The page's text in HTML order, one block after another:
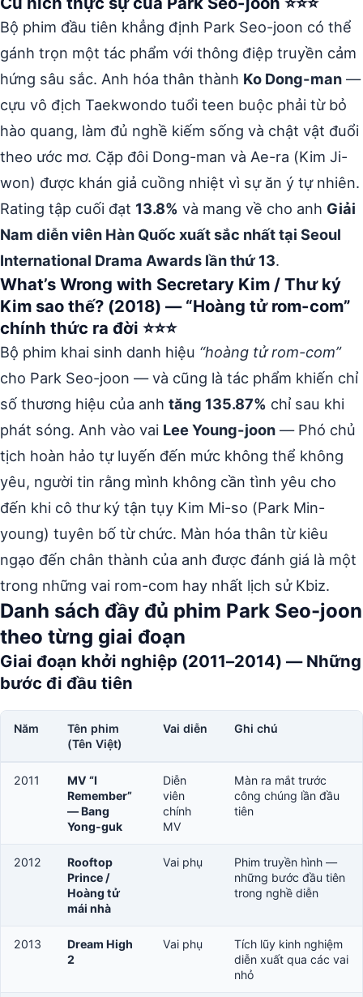
Bộ phim đầu tiên khẳng định Park Seo-joon có thể
gánh trọn một tác phẩm với thông điệp truyền cảm
hứng sâu sắc. Anh hóa thân thành Ko Dong-man —
cựu vô địch Taekwondo tuổi teen buộc phải từ bỏ
hào quang, làm đủ nghề kiếm sống và chật vật đuổi
theo ước mơ. Cặp đôi Dong-man và Ae-ra (Kim Ji-
won) được khán giả cuồng nhiệt vì sự ăn ý tự nhiên.
Rating tập cuối đạt 13.8% và mang về cho anh Giải
Nam diễn viên Hàn Quốc xuất sắc nhất tại Seoul
International Drama Awards lần thứ 13.
What’s Wrong with Secretary Kim / Thư ký
Kim sao thế? (2018) — “Hoàng tử rom-com”
chính thức ra đời ⭐⭐⭐
Bộ phim khai sinh danh hiệu “hoàng tử rom-com”
cho Park Seo-joon — và cũng là tác phẩm khiến chỉ
số thương hiệu của anh tăng 135.87% chỉ sau khi
phát sóng. Anh vào vai Lee Young-joon — Phó chủ
tịch hoàn hảo tự luyến đến mức không thể không
yêu, người tin rằng mình không cần tình yêu cho
đến khi cô thư ký tận tụy Kim Mi-so (Park Min-
young) tuyên bố từ chức. Màn hóa thân từ kiêu
ngạo đến chân thành của anh được đánh giá là một
trong những vai rom-com hay nhất lịch sử Kbiz.
Danh sách đầy đủ phim Park Seo-joon
theo từng giai đoạn
Giai đoạn khởi nghiệp (2011–2014) — Những
bước đi đầu tiên
Năm
Tên phim
(Tên Việt)
Vai diễn Ghi chú
2011
MV “I
Remember”
— Bang
Yong-guk
Diễn
viên
chính
MV
Màn ra mắt trước
công chúng lần đầu
tiên
2012
Rooftop
Prince /
Hoàng tử
mái nhà
Vai phụ
Phim truyền hình —
những bước đầu tiên
trong nghề diễn
2013
Dream High
2
Vai phụ
Tích lũy kinh nghiệm
diễn xuất qua các vai
nhỏ